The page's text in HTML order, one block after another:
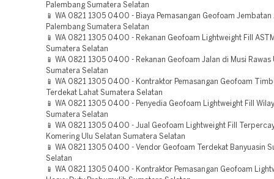
Palembang Sumatera Selatan
📱 WA 0821 1305 0400 - Biaya Pemasangan Geofoam Jembatan
Palembang Sumatera Selatan
📱 WA 0821 1305 0400 - Rekanan Geofoam Lightweight Fill
Sumatera Selatan
📱 WA 0821 1305 0400 - Rekanan Geofoam Jalan di Musi Rawas
Sumatera Selatan
📱 WA 0821 1305 0400 - Kontraktor Pemasangan Geofoam
Terdekat Lahat Sumatera Selatan
📱 WA 0821 1305 0400 - Penyedia Geofoam Lightweight Fill
Sumatera Selatan
📱 WA 0821 1305 0400 - Jual Geofoam Lightweight Fill
Komering Ulu Selatan Sumatera Selatan
📱 WA 0821 1305 0400 - Vendor Geofoam Terdekat Banyuasin
Selatan
📱 WA 0821 1305 0400 - Kontraktor Pemasangan Geofoam